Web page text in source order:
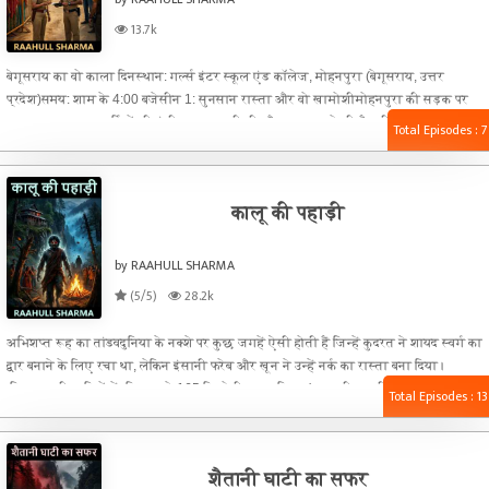
13.7k
बेगूसराय का वो काला दिनस्थान: गर्ल्स इंटर स्कूल एंड कॉलेज, मोहनपुरा (बेगूसराय, उत्तर
प्रदेश)समय: शाम के 4:00 बजेसीन 1: सुनसान रास्ता और वो खामोशीमोहनपुरा की सड़क पर
सन्नाटा पसरा था। सर्दियों की ठंडी हवा चल रही थी और सूरज ढलने की तैयारी में था। सड़क के
धीमे चालू था।वैन के अंदर चार लोग बैठे थे। उन सभी ने काले कपड़े पहने थे और चेहरे पर नकाब
(Mask) था ताकि कोई उन्हें पहचान न सके।
Total Episodes : 7
कालू की पहाड़ी
by RAAHULL SHARMA
(5/5)
28.2k
अभिशप्त रूह का तांडवदुनिया के नक्शे पर कुछ जगहें ऐसी होती हैं जिन्हें कुदरत ने शायद स्वर्ग का
द्वार बनाने के लिए रचा था, लेकिन इंसानी फरेब और खून ने उन्हें नर्क का रास्ता बना दिया।
हिमाचल की वादियों में, शिमला से 165 किलोमीटर दूर स्थित 'कालू की पहाड़ी' एक ऐसी ही जगह
घुला हुआ है।प्रकृति ने यहाँ हरियाली, झरने और ऊँचे पहाड़ों का ऐसा संगम बनाया है कि कोई भी
मुसाफिर मोहित हो जाए।
Total Episodes : 13
शैतानी घाटी का सफर